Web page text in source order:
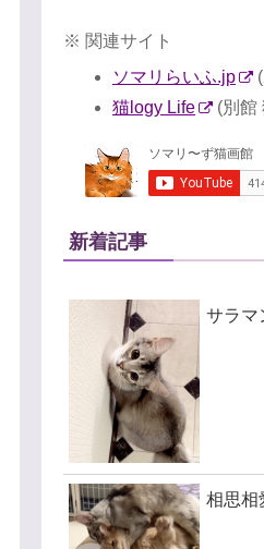
※ 関連サイト
ソマリらいふ.jp
猫logy Life
(別館
新着記事
サラマ
相思相